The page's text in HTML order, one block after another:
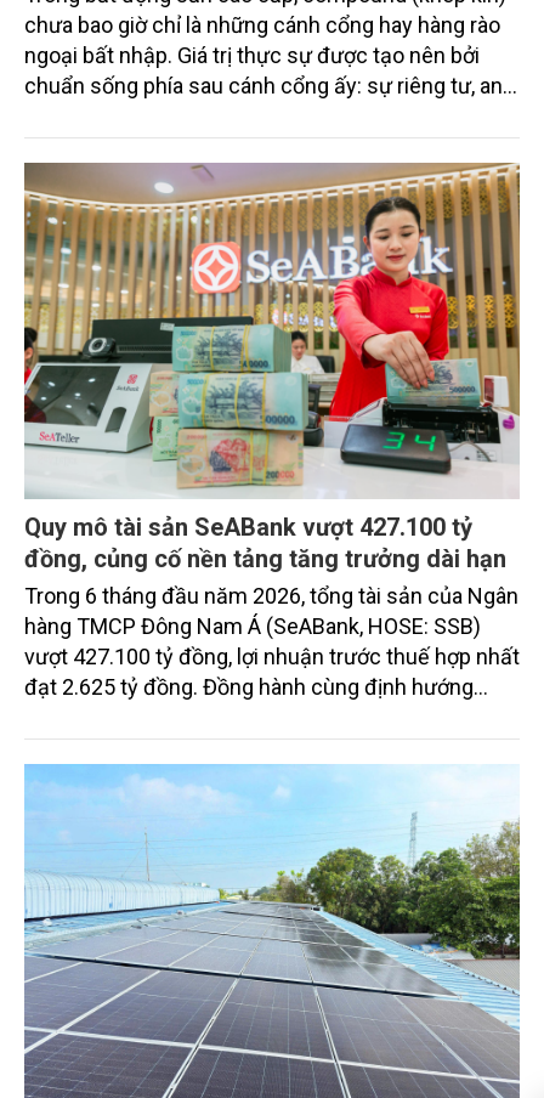
chưa bao giờ chỉ là những cánh cổng hay hàng rào
ngoại bất nhập. Giá trị thực sự được tạo nên bởi
chuẩn sống phía sau cánh cổng ấy: sự riêng tư, an
vụ được thiết kế dành riêng cho họ.
Quy mô tài sản SeABank vượt 427.100 tỷ
đồng, củng cố nền tảng tăng trưởng dài hạn
Trong 6 tháng đầu năm 2026, tổng tài sản của Ngân
hàng TMCP Đông Nam Á (SeABank, HOSE: SSB)
vượt 427.100 tỷ đồng, lợi nhuận trước thuế hợp nhất
đạt 2.625 tỷ đồng. Đồng hành cùng định hướng
SeABank tiếp tục duy trì hoạt động hiệu quả, mở
rộng tín dụng, củng cố nguồn vốn và đảm bảo các
chỉ tiêu an toàn.